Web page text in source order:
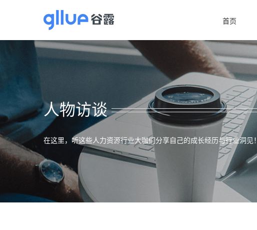
容
首页
人物访谈
在这里，听这些人力资源行业大咖们分享自己的成长经历与行业洞见！